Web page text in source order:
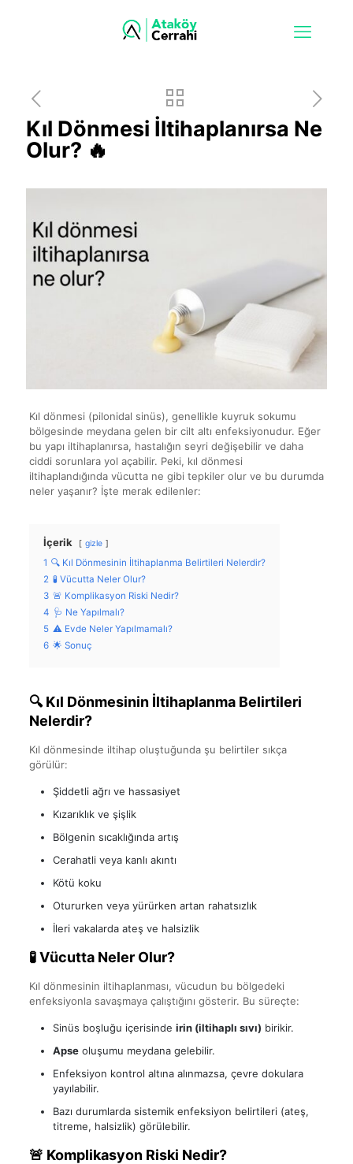
Kıl Dönmesi İltihaplanırsa Ne
Olur? 🔥
Kıl dönmesi (pilonidal sinüs), genellikle kuyruk sokumu
bölgesinde meydana gelen bir cilt altı enfeksiyonudur. Eğer
bu yapı iltihaplanırsa, hastalığın seyri değişebilir ve daha
ciddi sorunlara yol açabilir. Peki, kıl dönmesi
iltihaplandığında vücutta ne gibi tepkiler olur ve bu durumda
neler yaşanır? İşte merak edilenler:
İçerik gizle
1 🔍 Kıl Dönmesinin İltihaplanma Belirtileri Nelerdir?
2 🧪 Vücutta Neler Olur?
3 🚨 Komplikasyon Riski Nedir?
4 🩺 Ne Yapılmalı?
5 ⚠️ Evde Neler Yapılmamalı?
6 🌟 Sonuç
🔍 Kıl Dönmesinin İltihaplanma Belirtileri
Nelerdir?
Kıl dönmesinde iltihap oluştuğunda şu belirtiler sıkça
görülür:
Şiddetli ağrı ve hassasiyet
Kızarıklık ve şişlik
Bölgenin sıcaklığında artış
Cerahatli veya kanlı akıntı
Kötü koku
Otururken veya yürürken artan rahatsızlık
İleri vakalarda ateş ve halsizlik
🧪 Vücutta Neler Olur?
Kıl dönmesinin iltihaplanması, vücudun bu bölgedeki
enfeksiyonla savaşmaya çalıştığını gösterir. Bu süreçte:
Sinüs boşluğu içerisinde irin (iltihaplı sıvı) birikir.
Apseoluşumu meydana gelebilir.
Enfeksiyon kontrol altına alınmazsa, çevre dokulara
yayılabilir.
Bazı durumlarda sistemik enfeksiyon belirtileri (ateş,
titreme, halsizlik) görülebilir.
🚨 Komplikasyon Riski Nedir?